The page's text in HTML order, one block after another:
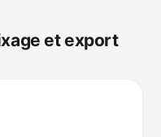
et export